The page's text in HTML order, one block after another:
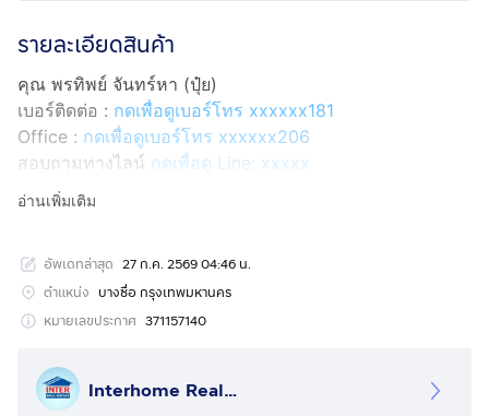
รายละเอียดสินค้า
คุณ พรทิพย์ จันทร์หา (ปุ๋ย)
เบอร์ติดต่อ : กดเพื่อดูเบอร์โทร xxxxxx181
Office : กดเพื่อดูเบอร์โทร xxxxxx206
สอบถามทางไลน์ กดเพื่อดู Line: xxxxx
Line ID: @interhome
ขนาด 218 ตร.ว.
ที่ตั้ง : ซอยประชาชื่น4 แยก1-10 (ซอยน้อมจิต) ถ.ประชาชื่น
รายละเอียด
อ่านเพิ่มเติม
อัพเดทล่าสุด 27 ก.ค. 2569 04:46 น.
ตำแหน่ง บางซื่อ กรุงเทพมหานคร
หมายเลขประกาศ 371157140
Interhome Realty Estate